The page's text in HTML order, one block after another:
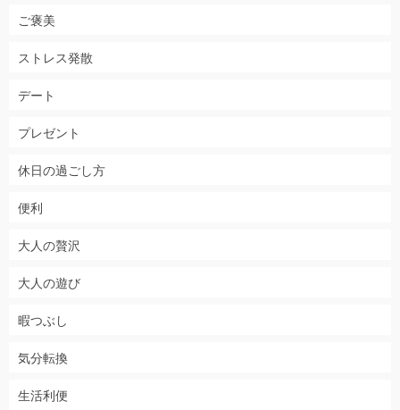
ご褒美
ストレス発散
デート
プレゼント
休日の過ごし方
便利
大人の贅沢
大人の遊び
暇つぶし
気分転換
生活利便